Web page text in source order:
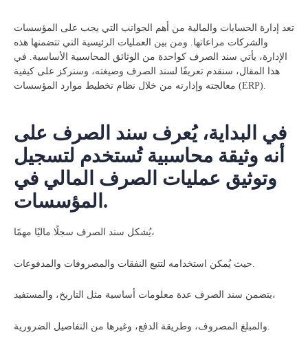
تعد إدارة الحسابات والمالية من أهم الجوانب التي يجب على المؤسسات
والشركات مراعاتها. ومن بين العمليات الرئيسية التي تتضمنها هذه
الإدارة، يأتي سند الصرف كواحدة من الوثائق المحاسبية الأساسية. في
هذا المقال، سنقدم تعريفًا لسند الصرف وصيغته، وسنركز على كيفية
معالجته وإدارته من خلال نظام تخطيط موارد المؤسسات (ERP).
في البداية، يُعرف سند الصرف على
أنه وثيقة محاسبية تُستخدم لتسجيل
وتوثيق عمليات الصرف المالي في
المؤسسات.
يُشكل سند الصرف سجلًا ماليًا مهمًا،
يتضمن سند الصرف عدة معلومات أساسية مثل التاريخ، والمستفيد،